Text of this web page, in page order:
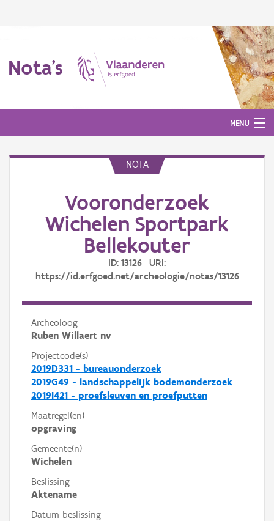
Nota's
MENU
NOTA
Vooronderzoek
Wichelen Sportpark
Bellekouter
ID: 13126 URI:
https://id.erfgoed.net/archeologie/notas/13126
Archeoloog
Ruben Willaert nv
Projectcode(s)
2019D331 - bureauonderzoek
2019G49 - landschappelijk bodemonderzoek
2019I421 - proefsleuven en proefputten
Maatregel(en)
opgraving
Gemeente(n)
Wichelen
Beslissing
Aktename
Datum beslissing